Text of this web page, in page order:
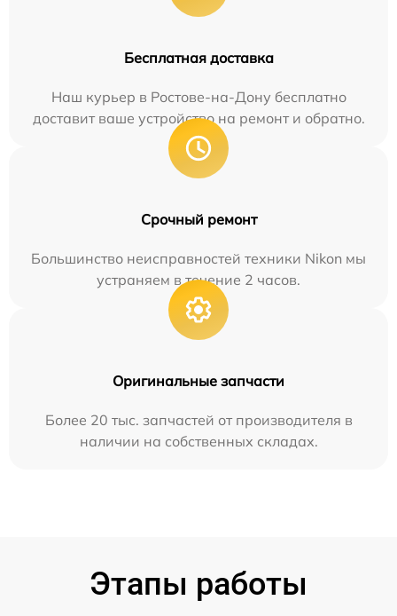
Бесплатная доставка
Наш курьер в Ростове-на-Дону бесплатно
доставит ваше устройство на ремонт и обратно.
Срочный ремонт
Большинство неисправностей техники Nikon мы
устраняем в течение 2 часов.
Оригинальные запчасти
Более 20 тыс. запчастей от производителя в
наличии на собственных складах.
Этапы работы